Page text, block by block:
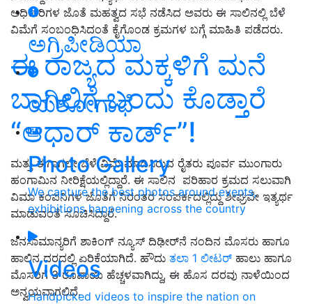
ಅಗ್ರಿಪೀಡಿಯಾ
ಯಶೋಗಾಥೆ
Photo Gallery
We capture the best photos around events,
exhibitions happening across the country
Videos
Handpicked videos to inspire the nation on
ಅಧಿಕಾರಿಗಳ ಜೊತೆ ಮಹತ್ವದ ಸಭೆ ನಡೆಸಿದ ಅವರು ಈ ಸಾಲಿನಲ್ಲಿ ಬೆಳೆ
ವಿಮೆಗೆ ಸಂಬಂಧಿಸಿದಂತೆ ಕೈಗೊಂಡ ಕ್ರಮಗಳ ಬಗ್ಗೆ ಮಾಹಿತಿ ಪಡೆದರು.
ಈ ರಾಜ್ಯದ ಮಕ್ಕಳಿಗೆ ಮನೆ
ಬಾಗಿಲಿಗೆ ಬಂದು ಕೊಡ್ತಾರೆ
“ಆಧಾರ್‌ ಕಾರ್ಡ್‌”!
ಮತ್ತು ಈಗಾಗಲೇ ಬೆಳೆ ವಿಮೆ ಮಾಡಿಸಿರುವ ರೈತರು ಪೂರ್ವ ಮುಂಗಾರು
ಹಂಗಾಮಿನ ನೀರಿಕ್ಷೆಯಲ್ಲಿದ್ದಾರೆ. ಈ ಸಾಲಿನ ಪರಿಹಾರ ಕ್ರಮದ ಸಲುವಾಗಿ
ವಿಮಾ ಕಂಪನಿಗಳ ಜೊತೆಗೆ ನಿರಂತರ ಸಂಪರ್ಕದಲ್ಲಿದ್ದು ಶೀಘ್ರವೇ ಇತ್ಯರ್ಥ
ಮಾಡುವಂತೆ ಸೂಚಿಸಿದ್ದಾರೆ.
ಜನಸಾಮಾನ್ಯರಿಗೆ ಶಾಕಿಂಗ್‌ ನ್ಯೂಸ್‌ ದಿಢೀರ್‌ನೆ ನಂದಿನ ಮೊಸರು ಹಾಗೂ
ಹಾಲಿನ ದರದಲ್ಲಿ ಏರಿಕೆಯಾಗಿದೆ. ಹೌದು ತಲಾ 1 ಲೀಟರ್‌ ಹಾಲು ಹಾಗೂ
ಮೊಸರಿಗೆ 3 ರೂಪಾಯಿ ಹೆಚ್ಚಳವಾಗಿದ್ದು, ಈ ಹೊಸ ದರವು ನಾಳೆಯಿಂದ
ಅನ್ವಯವಾಗಲಿದೆ.